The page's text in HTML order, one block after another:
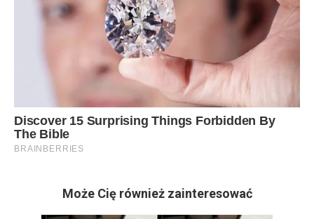
Może Cię również zainteresować